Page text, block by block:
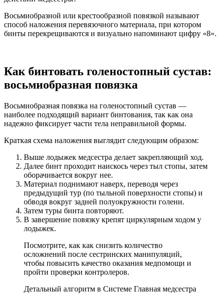
Восьмиобразной или крестообразной повязкой называют
способ наложения перевязочного материала, при котором
бинты перекрещиваются и визуально напоминают цифру «8».
Как бинтовать голеностопный сустав:
восьмиобразная повязка
Восьмиобразная повязка на голеностопный сустав —
наиболее подходящий вариант бинтования, так как она
надежно фиксирует части тела неправильной формы.
Краткая схема наложения выглядит следующим образом:
Выше лодыжек медсестра делает закрепляющий ход.
Далее бинт проходит наискось через тыл стопы, затем
оборачивается вокруг нее.
Материал поднимают наверх, переводя через
предыдущий тур (по тыльной поверхности стопы) и
обводя вокруг задней полуокружности голени.
Затем туры бинта повторяют.
В завершение повязку крепят циркулярным ходом у
лодыжек.
Посмотрите, как как снизить количество
осложнений после сестринских манипуляций,
чтобы повысить качество оказания медпомощи и
пройти проверки контролеров.
Детальный алгоритм в Системе Главная медсестра